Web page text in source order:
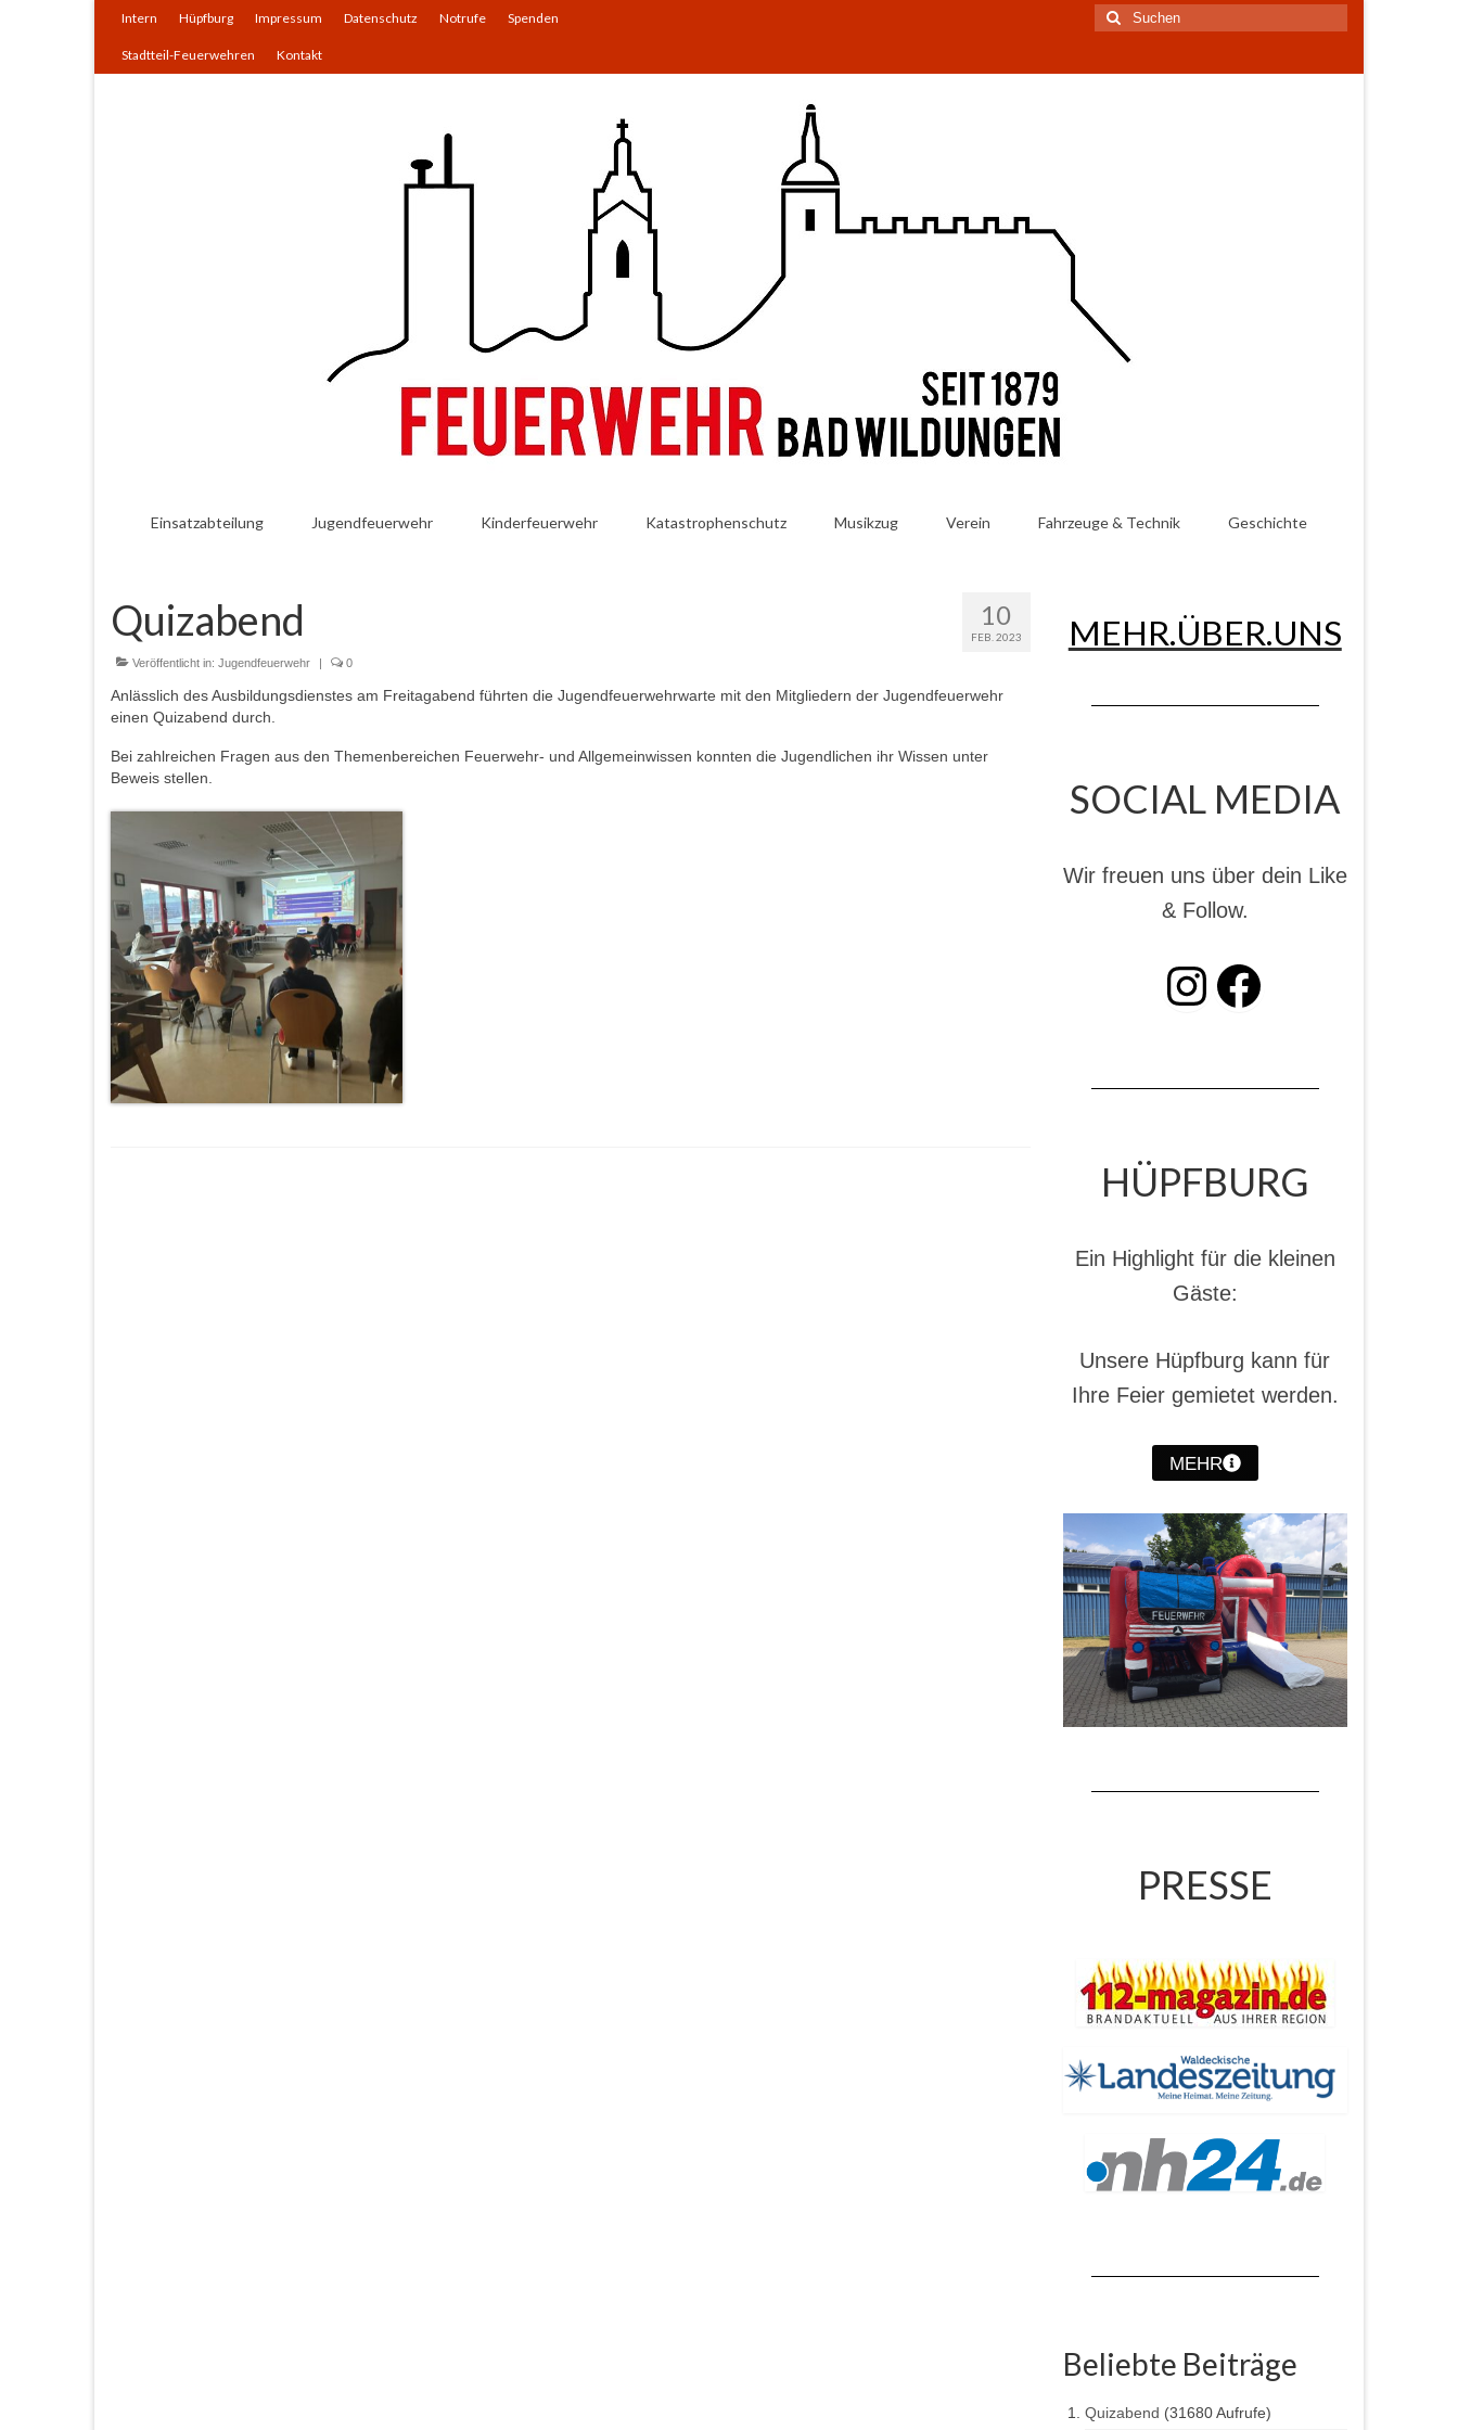
Intern Hüpfburg Impressum Datenschutz Notrufe Spenden
Stadtteil-Feuerwehren Kontakt
Suchen
nach:
Einsatzabteilung Jugendfeuerwehr Kinderfeuerwehr Katastrophenschutz Musikzug Verein Fahrzeuge & Technik Geschichte
10
FEB. 2023
Quizabend
Veröffentlicht in: Jugendfeuerwehr | 0
Anlässlich des Ausbildungsdienstes am Freitagabend führten die Jugendfeuerwehrwarte mit den Mitgliedern der Jugendfeuerwehr
einen Quizabend durch.
Bei zahlreichen Fragen aus den Themenbereichen Feuerwehr- und Allgemeinwissen konnten die Jugendlichen ihr Wissen unter
Beweis stellen.
MEHR.ÜBER.UNS
SOCIAL MEDIA
Wir freuen uns über dein Like
& Follow.
INSTAGRAM Facebook
HÜPFBURG
Ein Highlight für die kleinen
Gäste:
Unsere Hüpfburg kann für
Ihre Feier gemietet werden.
MEHR
PRESSE
Beliebte Beiträge
Quizabend (31680 Aufrufe)